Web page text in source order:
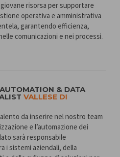
giovane risorsa per supportare
operativa e amministrativa
garantendo efficienza,
comunicazioni e nei processi.
& DATA
VALLESE DI
da inserire nel nostro team
e l’automazione dei
sarà responsabile
i sistemi aziendali, della